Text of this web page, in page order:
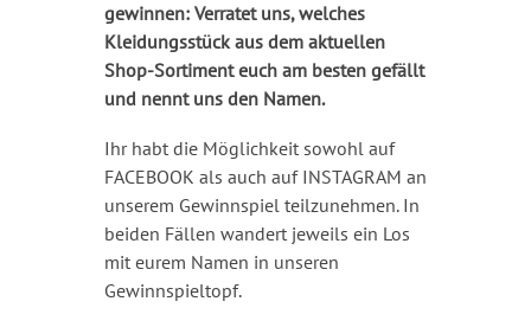
gewinnen: Verratet uns, welches
Kleidungsstück aus dem aktuellen
Shop-Sortiment euch am besten gefällt
und nennt uns den Namen.
Ihr habt die Möglichkeit sowohl auf
FACEBOOK als auch auf INSTAGRAM an
unserem Gewinnspiel teilzunehmen. In
beiden Fällen wandert jeweils ein Los
mit eurem Namen in unseren
Gewinnspieltopf.